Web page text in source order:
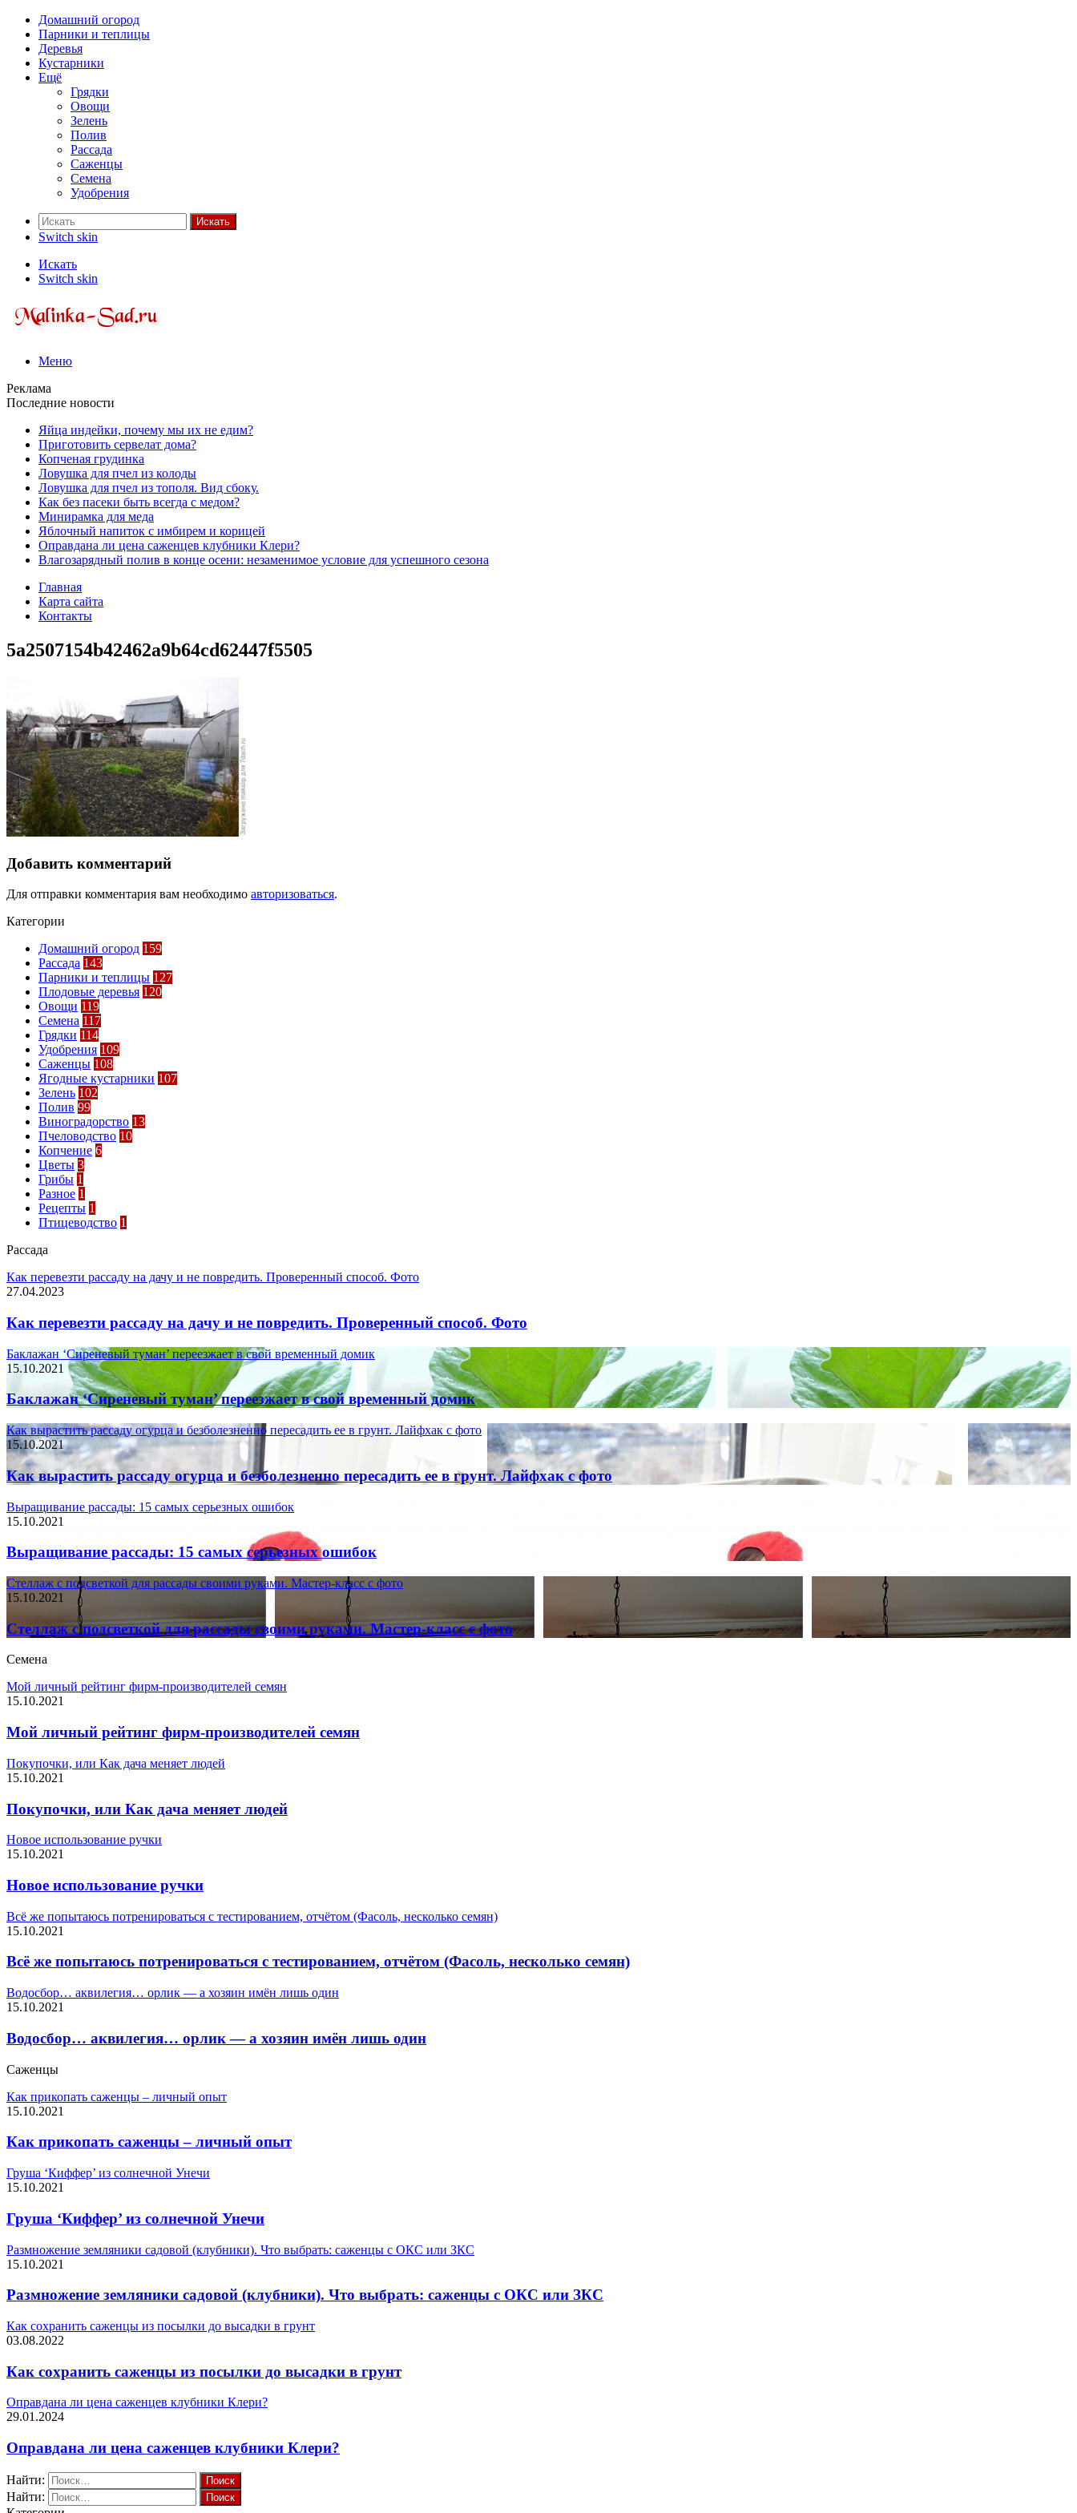
Домашний огород
Парники и теплицы
Деревья
Кустарники
Ещё
Грядки
Овощи
Зелень
Полив
Рассада
Саженцы
Семена
Удобрения
Искать
Switch skin
Искать
Switch skin
Меню
Реклама
Последние новости
Яйца индейки, почему мы их не едим?
Приготовить сервелат⁠⁠ дома?
Копченая грудинка
Ловушка для пчел из колоды
Ловушка для пчел из тополя. Вид сбоку.
Как без пасеки быть всегда с медом?
Минирамка для меда
Яблочный напиток с имбирем и корицей
Оправдана ли цена саженцев клубники Клери?
Влагозарядный полив в конце осени: незаменимое условие для успешного сезона
Главная
Карта сайта
Контакты
5a2507154b42462a9b64cd62447f5505
Добавить комментарий
Для отправки комментария вам необходимо авторизоваться.
Категории
Домашний огород 159
Рассада 143
Парники и теплицы 127
Плодовые деревья 120
Овощи 119
Семена 117
Грядки 114
Удобрения 109
Саженцы 108
Ягодные кустарники 107
Зелень 102
Полив 99
Виноградорство 13
Пчеловодство 10
Копчение 6
Цветы 3
Грибы 1
Разное 1
Рецепты 1
Птицеводство 1
Рассада
Как перевезти рассаду на дачу и не повредить. Проверенный способ. Фото
27.04.2023
Как перевезти рассаду на дачу и не повредить. Проверенный способ. Фото
Баклажан ‘Сиреневый туман’ переезжает в свой временный домик
15.10.2021
Баклажан ‘Сиреневый туман’ переезжает в свой временный домик
Как вырастить рассаду огурца и безболезненно пересадить ее в грунт. Лайфхак с фото
15.10.2021
Как вырастить рассаду огурца и безболезненно пересадить ее в грунт. Лайфхак с фото
Выращивание рассады: 15 самых серьезных ошибок
15.10.2021
Выращивание рассады: 15 самых серьезных ошибок
Стеллаж с подсветкой для рассады своими руками. Мастер-класс с фото
15.10.2021
Стеллаж с подсветкой для рассады своими руками. Мастер-класс с фото
Семена
Мой личный рейтинг фирм-производителей семян
15.10.2021
Мой личный рейтинг фирм-производителей семян
Покупочки, или Как дача меняет людей
15.10.2021
Покупочки, или Как дача меняет людей
Новое использование ручки
15.10.2021
Новое использование ручки
Всё же попытаюсь потренироваться с тестированием, отчётом (Фасоль, несколько семян)
15.10.2021
Всё же попытаюсь потренироваться с тестированием, отчётом (Фасоль, несколько семян)
Водосбор… аквилегия… орлик — а хозяин имён лишь один
15.10.2021
Водосбор… аквилегия… орлик — а хозяин имён лишь один
Саженцы
Как прикопать саженцы – личный опыт
15.10.2021
Как прикопать саженцы – личный опыт
Груша ‘Киффер’ из солнечной Унечи
15.10.2021
Груша ‘Киффер’ из солнечной Унечи
Размножение земляники садовой (клубники). Что выбрать: саженцы с ОКС или ЗКС
15.10.2021
Размножение земляники садовой (клубники). Что выбрать: саженцы с ОКС или ЗКС
Как сохранить саженцы из посылки до высадки в грунт
03.08.2022
Как сохранить саженцы из посылки до высадки в грунт
Оправдана ли цена саженцев клубники Клери?
29.01.2024
Оправдана ли цена саженцев клубники Клери?
Найти:
Найти: